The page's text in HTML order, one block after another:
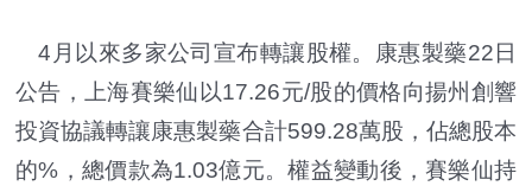
4月以來多家公司宣布轉讓股權。康惠製藥22日
公告，上海賽樂仙以17.26元/股的價格向揚州創響
投資協議轉讓康惠製藥合計599.28萬股，佔總股本
的%，總價款為1.03億元。權益變動後，賽樂仙持